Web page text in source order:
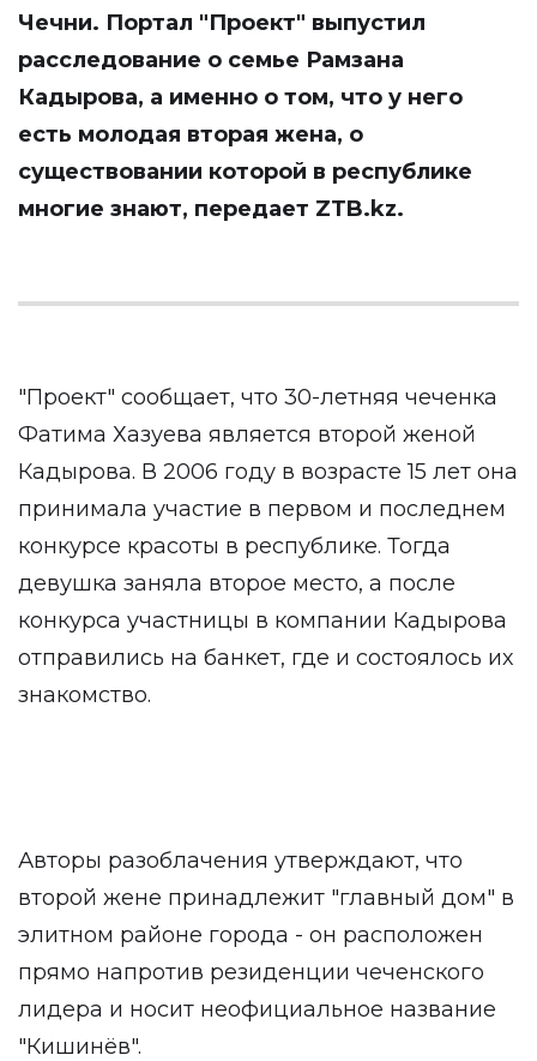
Чечни. Портал "Проект" выпустил
расследование о семье Рамзана
Кадырова, а именно о том, что у него
есть молодая вторая жена, о
существовании которой в республике
многие знают, передает ZTB.kz.
"Проект" сообщает, что 30-летняя чеченка
Фатима Хазуева является второй женой
Кадырова. В 2006 году в возрасте 15 лет она
принимала участие в первом и последнем
конкурсе красоты в республике. Тогда
девушка заняла второе место, а после
конкурса участницы в компании Кадырова
отправились на банкет, где и состоялось их
знакомство.
Авторы разоблачения утверждают, что
второй жене принадлежит "главный дом" в
элитном районе города - он расположен
прямо напротив резиденции чеченского
лидера и носит неофициальное название
"Кишинёв".